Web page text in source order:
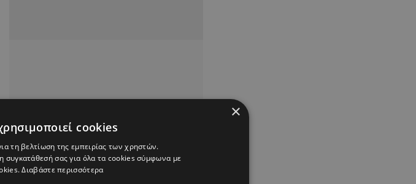
×
cookies
τη βελτίωση της εμπειρίας των χρηστών.
συγκατάθεσή σας για όλα τα cookies σύμφωνα με
Διαβάστε περισσότερα